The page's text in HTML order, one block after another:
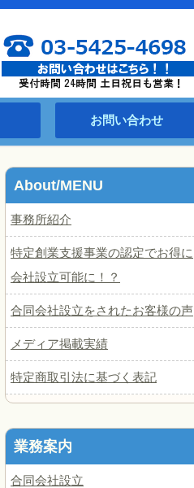
お問い合わせ
About/MENU
事務所紹介
特定創業支援事業の認定でお得に
会社設立可能に！？
合同会社設立をされたお客様の声
メディア掲載実績
特定商取引法に基づく表記
業務案内
合同会社設立